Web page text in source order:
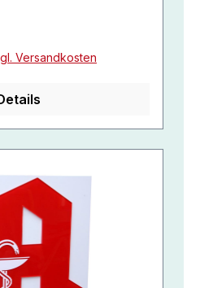
Versandkosten